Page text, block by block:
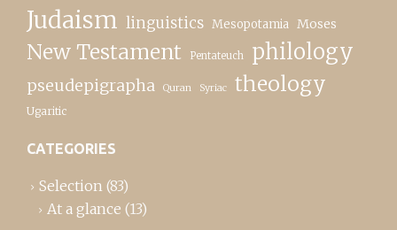
Judaism linguistics Mesopotamia Moses
New Testament Pentateuch philology
pseudepigrapha Quran Syriac theology
Ugaritic
CATEGORIES
Selection (83)
At a glance (13)